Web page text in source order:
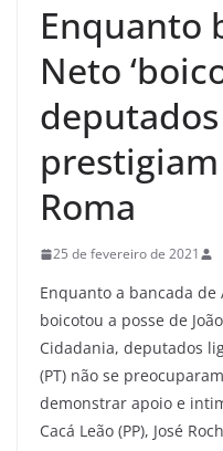
Enquanto
Neto
Roma
25 de fevereiro de 2021
Enquanto a bancada de
boicotou a posse de
Cidadania, deputados
(PT) não se
demonstrar apoio e
Cacá Leão (PP), José